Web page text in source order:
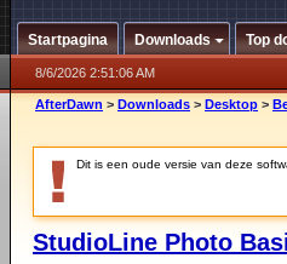
Startpagina Downloads Top
8/6/2026 2:51:06 AM
AfterDawn > Downloads > Desktop >
Dit is een oude versie van deze
StudioLine Photo